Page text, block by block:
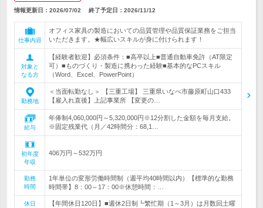
情報更新日：2026/07/02 終了予定日： 2026/11/12
仕事内容
オフィス家具の製造においての品質管理や品質保証業務をご担当
いただきます。★幅広いスキルが身に付けられます！
対象と
なる方
【経験者歓迎】必須条件：■高卒以上■普通自動車免許（AT限定
可）■ものづくり・製造に携わった経験■基本的なPCスキル
（Word、Excel、PowerPoint）
勤務地
＜当面転勤なし＞ 【三重工場】 三重県いなべ市藤原町山口433
【雇入れ直後】上記事業所 【変更の…
給与
年俸制4,060,000円～5,320,000円※12分割した金額を毎月支給。
※固定残業代（月／42時間分：68,1…
初年度
年収
406万円～532万円
勤務
時間
1年単位の変形労働時間制（週平均40時間以内）【標準的な勤務
時間帯】8：00～17：00※休憩時間：…
休日
【年間休日120日】■週休2日制┗繁忙期（1～3月）は月数回土曜